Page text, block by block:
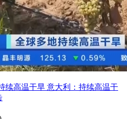
续高温干旱 意大利：持续高温干